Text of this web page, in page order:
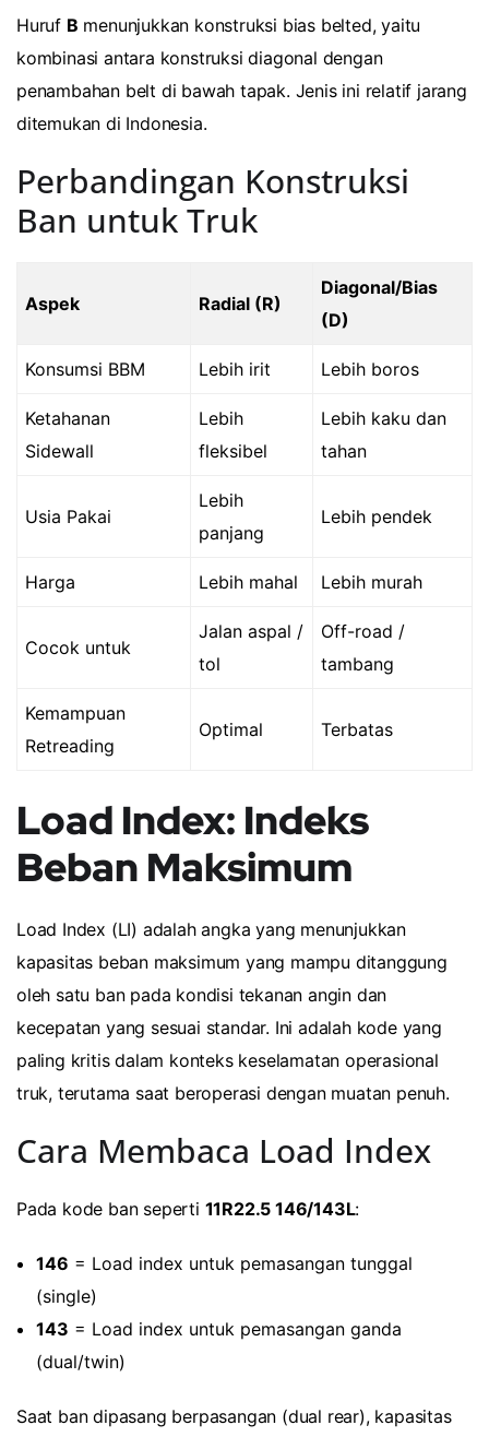
Huruf B menunjukkan konstruksi bias belted, yaitu
kombinasi antara konstruksi diagonal dengan
penambahan belt di bawah tapak. Jenis ini relatif jarang
ditemukan di Indonesia.
Perbandingan Konstruksi
Ban untuk Truk
Aspek Radial (R)
Diagonal/Bias
(D)
Konsumsi BBM Lebih irit Lebih boros
Ketahanan
Sidewall
Lebih
fleksibel
Lebih kaku dan
tahan
Usia Pakai
Lebih
panjang
Lebih pendek
Harga Lebih mahal Lebih murah
Cocok untuk
Jalan aspal /
tol
Off-road /
tambang
Kemampuan
Retreading
Optimal Terbatas
Load Index: Indeks
Beban Maksimum
Load Index (LI) adalah angka yang menunjukkan
kapasitas beban maksimum yang mampu ditanggung
oleh satu ban pada kondisi tekanan angin dan
kecepatan yang sesuai standar. Ini adalah kode yang
paling kritis dalam konteks keselamatan operasional
truk, terutama saat beroperasi dengan muatan penuh.
Cara Membaca Load Index
Pada kode ban seperti 11R22.5 146/143L:
146 = Load index untuk pemasangan tunggal
(single)
143 = Load index untuk pemasangan ganda
(dual/twin)
Saat ban dipasang berpasangan (dual rear), kapasitas